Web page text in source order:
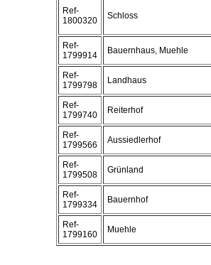
Ref-
1800320
Schloss
Ref-
1799914
Bauernhaus, Muehle
Ref-
1799798
Landhaus
Ref-
1799740
Reiterhof
Ref-
1799566
Aussiedlerhof
Ref-
1799508
Grünland
Ref-
1799334
Bauernhof
Ref-
1799160
Muehle